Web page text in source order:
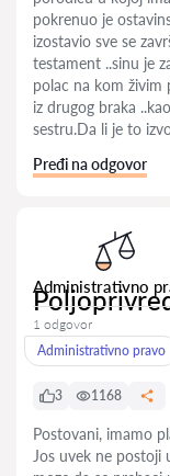
pokrenuo je
izostavio sve se
testament ..sinu je
polac na kom živim
iz drugog braka
sestru.Da li je to
Pređi na odgovor
Administrativno
1 odgovor
Administrativno pravo
3 1168
Postovani, imamo
Jos uvek ne postoji